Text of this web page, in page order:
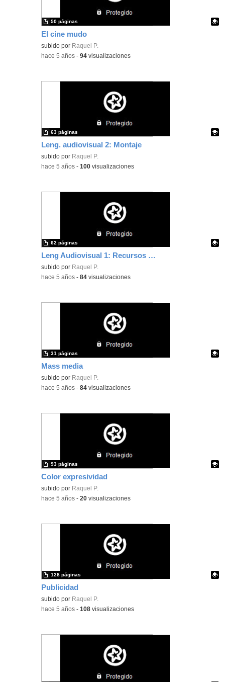
El cine mudo
Contenido educativo.
subido por Raquel P.
50 páginas
-hace 5 años -94 visualizaciones
Leng. audiovisual 2: Montaje
Contenido educativo.
subido por Raquel P.
63 páginas
-hace 5 años -100 visualizaciones
Leng Audiovisual 1: Recursos expresivos
Contenido educativo.
subido por Raquel P.
62 páginas
-hace 5 años -84 visualizaciones
Mass media
Contenido educativo.
subido por Raquel P.
31 páginas
-hace 5 años -84 visualizaciones
Color expresividad
Contenido educativo.
subido por Raquel P.
93 páginas
-hace 5 años -20 visualizaciones
Publicidad
Contenido educativo.
subido por Raquel P.
128 páginas
-hace 5 años -108 visualizaciones